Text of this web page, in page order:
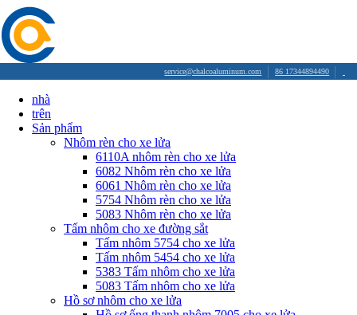
service@chalcoaluminum.com 86 17344894490
nhà
trên
Sản phẩm
Nhôm rèn cho xe lửa
6110A nhôm rèn cho xe lửa
6082 Nhôm rèn cho xe lửa
6061 Nhôm rèn cho xe lửa
5754 Nhôm rèn cho xe lửa
5083 Nhôm rèn cho xe lửa
Tấm nhôm cho xe đường sắt
Tấm nhôm 5754 cho xe lửa
Tấm nhôm 5454 cho xe lửa
5383 Tấm nhôm cho xe lửa
5083 Tấm nhôm cho xe lửa
Hồ sơ nhôm cho xe lửa